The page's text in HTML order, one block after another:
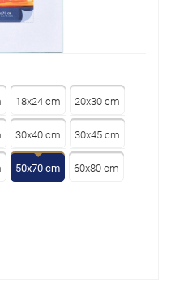
18x24 cm 20x30 cm
30x40 cm 30x45 cm
50x70 cm 60x80 cm